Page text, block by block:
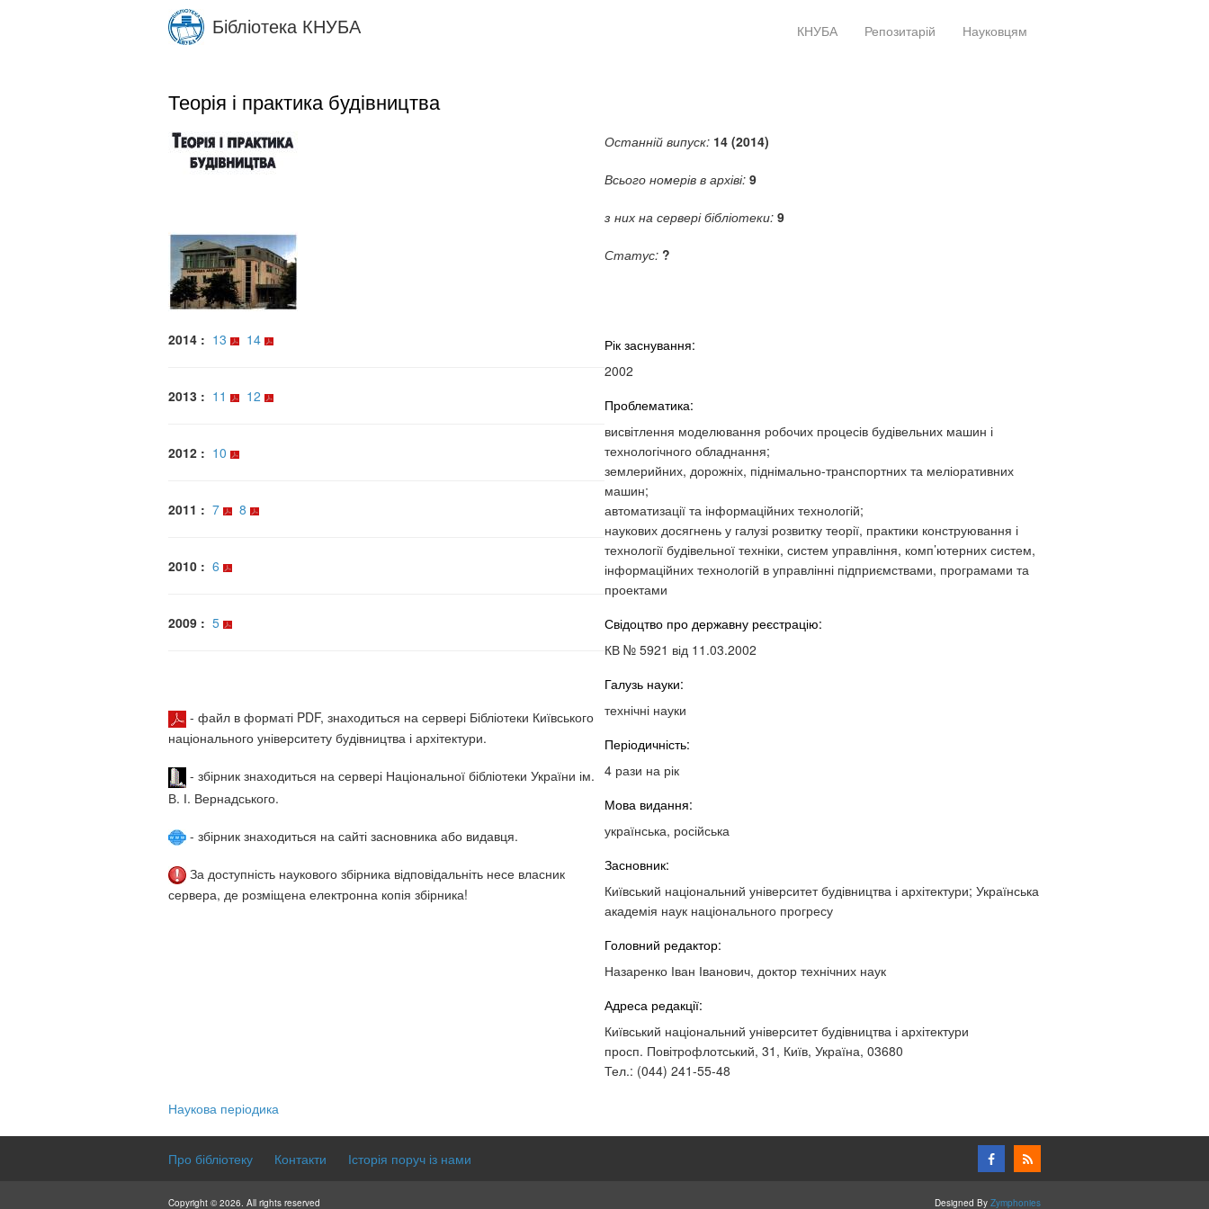
Бібліотека КНУБА КНУБА Репозитарій Науковцям
Теорія і практика будівництва
Останній випуск: 14 (2014)
Всього номерів в архіві: 9
з них на сервері бібліотеки: 9
Статус: ?
2014 : 13 14
2013 : 11 12
2012 : 10
2011 : 7 8
2010 : 6
2009 : 5
- файл в форматі PDF, знаходиться на сервері Бібліотеки Київського
національного університету будівництва і архітектури.
- збірник знаходиться на сервері Національної бібліотеки України ім.
В. І. Вернадського.
- збірник знаходиться на сайті засновника або видавця.
За доступність наукового збірника відповідальніть несе власник
сервера, де розміщена електронна копія збірника!
Рік заснування:
2002
Проблематика:
висвітлення моделювання робочих процесів будівельних машин і
технологічного обладнання;
землерийних, дорожніх, піднімально-транспортних та меліоративних
машин;
автоматизації та інформаційних технологій;
наукових досягнень у галузі розвитку теорії, практики конструювання і
технології будівельної техніки, систем управління, комп’ютерних систем,
інформаційних технологій в управлінні підприємствами, програмами та
проектами
Свідоцтво про державну реєстрацію:
КВ № 5921 від 11.03.2002
Галузь науки:
технічні науки
Періодичність:
4 рази на рік
Мова видання:
українська, російська
Засновник:
Київський національний університет будівництва і архітектури; Українська
академія наук національного прогресу
Головний редактор:
Назаренко Іван Іванович, доктор технічних наук
Адреса редакції:
Київський національний університет будівництва і архітектури
просп. Повітрофлотський, 31, Київ, Україна, 03680
Тел.: (044) 241-55-48
Наукова періодика
Про бібліотеку Контакти Історія поруч із нами
Copyright © 2026. All rights reserved Designed By Zymphonies